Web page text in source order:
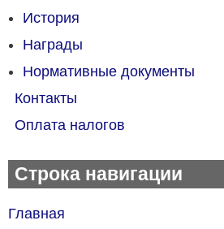
История
Награды
Нормативные документы
Контакты
Оплата налогов
Строка навигации
Главная